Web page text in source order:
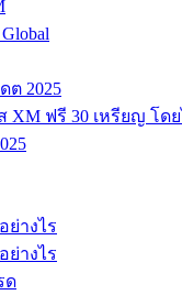
ต 2025
ฟรี 30 เหรียญ โดย
ย่างไร
ย่างไร
ด